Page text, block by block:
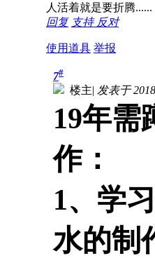
人活着就是要折腾......
回复 支持 反对
使用道具 举报
7#
楼主| 发表于
19年需
作：
1、学
水的制